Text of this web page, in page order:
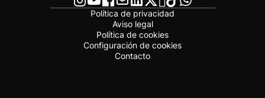
Política de privacidad
Aviso legal
Política de cookies
Configuración de cookies
Contacto